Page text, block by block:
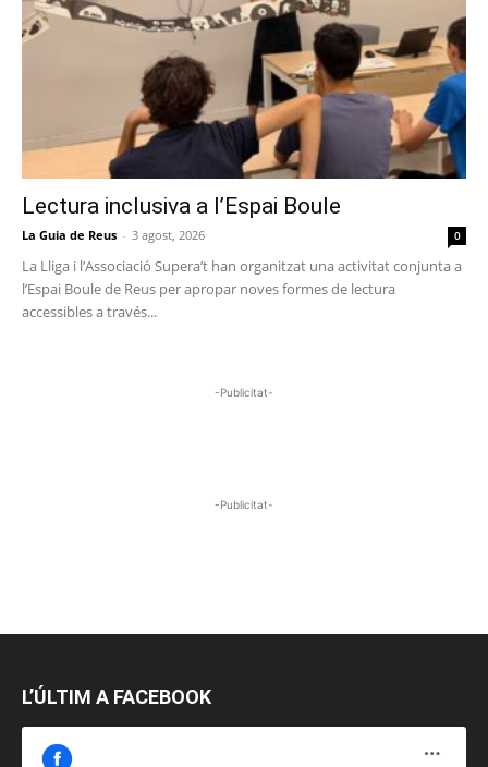
Lectura inclusiva a l’Espai Boule
La Guia de Reus - 3 agost, 2026 0
La Lliga i l’Associació Supera’t han organitzat una activitat conjunta a
l’Espai Boule de Reus per apropar noves formes de lectura
accessibles a través...
-Publicitat-
-Publicitat-
L’ÚLTIM A FACEBOOK